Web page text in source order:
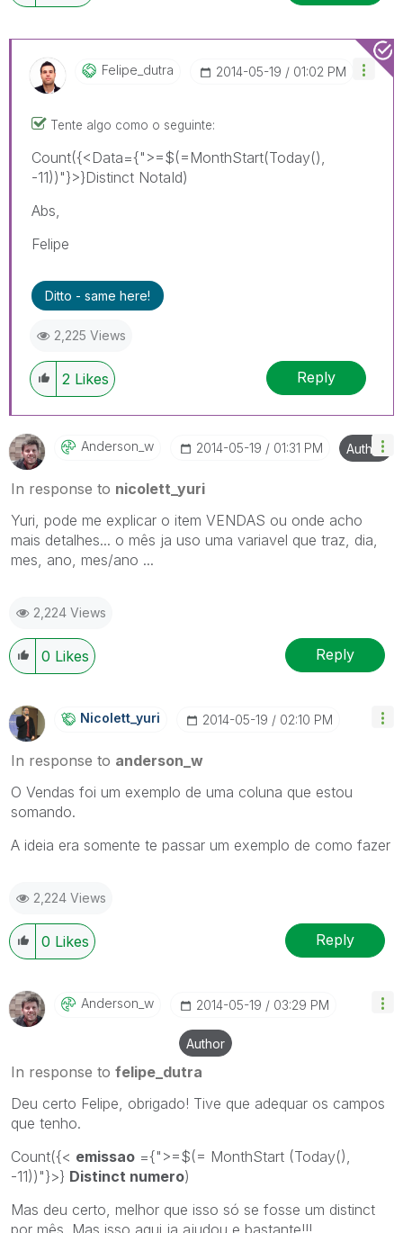
Felipe_dutra ‎2014-05-19 01:02 PM
Tente algo como o seguinte:
Count({<Data={">=$(=MonthStart(Today(),
-11))"}>}Distinct NotaId)
Abs,
Felipe
Ditto - same here!
2,225 Views
2 Likes Reply
Anderson_w ‎2014-05-19 01:31 PM Author
In response to nicolett_yuri
Yuri, pode me explicar o item VENDAS ou onde acho
mais detalhes... o mês ja uso uma variavel que traz, dia,
mes, ano, mes/ano ...
2,224 Views
0 Likes Reply
Nicolett_yuri ‎2014-05-19 02:10 PM
In response to anderson_w
O Vendas foi um exemplo de uma coluna que estou
somando.
A ideia era somente te passar um exemplo de como fazer
2,224 Views
0 Likes Reply
Anderson_w ‎2014-05-19 03:29 PM
Author
In response to felipe_dutra
Deu certo Felipe, obrigado! Tive que adequar os campos
que tenho.
Count({< emissao ={">=$(= MonthStart (Today(),
-11))"}>} Distinct numero)
Mas deu certo, melhor que isso só se fosse um distinct
por mês. Mas isso aqui ja ajudou e bastante!!!